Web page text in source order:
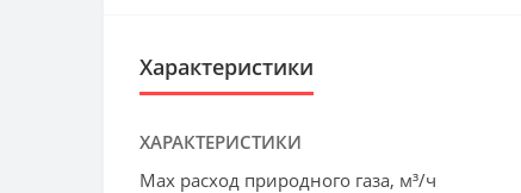
Характеристики
ХАРАКТЕРИСТИКИ
Max расход природного газа, м³/ч